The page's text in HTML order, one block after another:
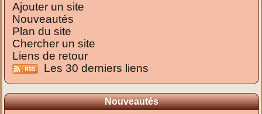
Ajouter un site
Nouveautés
Plan du site
Chercher un site
Liens de retour
Les 30 derniers liens
Nouveautés